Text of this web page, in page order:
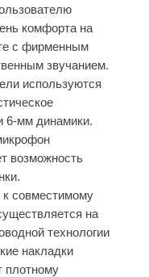
комфорта на
с фирменным
звучанием.
используются
6-мм динамики.
возможность
совместимому
на
технологии
накладки
плотному